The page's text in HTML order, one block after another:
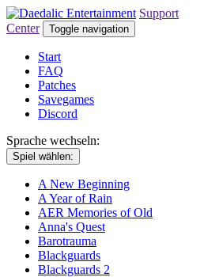
Support
Center
Toggle navigation
Start
FAQ
Patches
Savegames
Discord
Sprache wechseln:
Spiel wählen:
A New Beginning
A Year of Rain
AER Memories of Old
Anna's Quest
Barotrauma
Blackguards
Blackguards 2